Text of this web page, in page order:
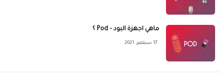
ماهي اجهزة البود – Pod ؟
17 سبتمبر، 2021